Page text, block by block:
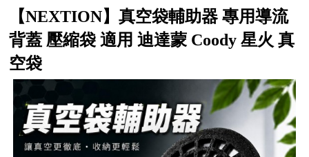
【NEXTION】真空袋輔助器 專用導流
背蓋 壓縮袋 適用 迪達蒙 Coody 星火 真
空袋